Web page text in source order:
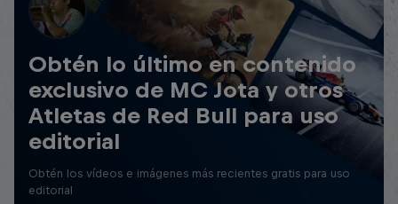
Obtén lo último en contenido
exclusivo de MC Jota y otros
Atletas de Red Bull para uso
editorial
Obtén los vídeos e imágenes más recientes gratis para uso
editorial